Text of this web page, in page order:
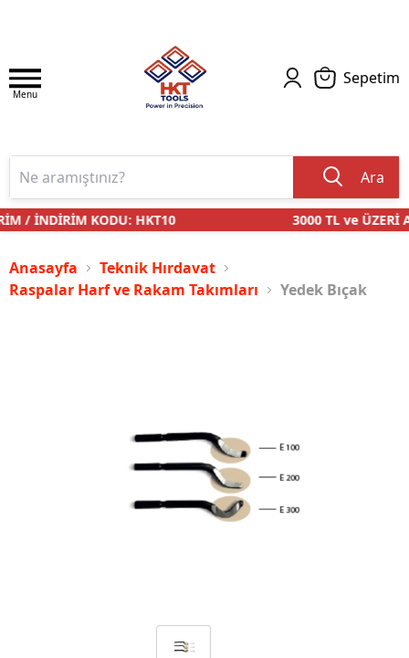
Menu
Sepetim
Ara
/ İNDİRİM KODU: HKT10 3000 TL ve ÜZERİ
Anasayfa
Teknik Hırdavat
Raspalar Harf ve Rakam Takımları
Yedek Bıçak